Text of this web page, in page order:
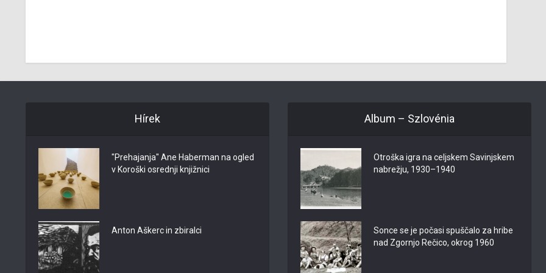
Hírek
"Prehajanja" Ane Haberman na ogled
v Koroški osrednji knjižnici
Anton Aškerc in zbiralci
Album – Szlovénia
Otroška igra na celjskem Savinjskem
nabrežju, 1930–1940
Sonce se je počasi spuščalo za hribe
nad Zgornjo Rečico, okrog 1960